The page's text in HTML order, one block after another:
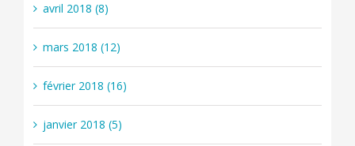
avril 2018 (8)
mars 2018 (12)
février 2018 (16)
janvier 2018 (5)